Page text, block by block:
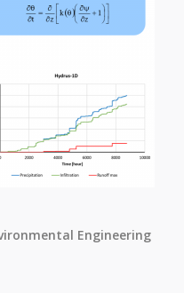
Engineering